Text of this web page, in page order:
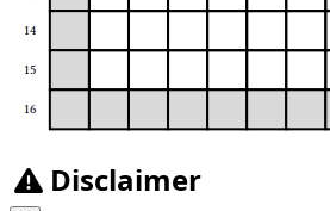
Disclaimer